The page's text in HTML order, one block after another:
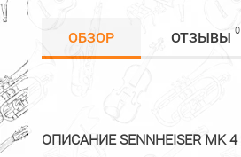
ОБЗОР ОТЗЫВЫ 0
ОПИСАНИЕ SENNHEISER MK 4